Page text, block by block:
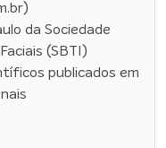
da Sociedade
(SBTI)
publicados em